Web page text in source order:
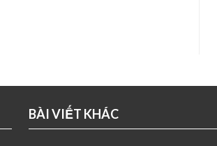
BÀI VIẾT KHÁC